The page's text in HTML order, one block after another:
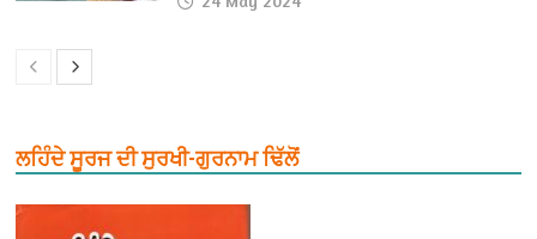
ਲਹਿੰਦੇ ਸੂਰਜ ਦੀ ਸੁਰਖੀ-ਗੁਰਨਾਮ ਢਿੱਲੋਂ